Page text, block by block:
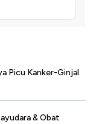
Picu Kanker-Ginjal
& Obat